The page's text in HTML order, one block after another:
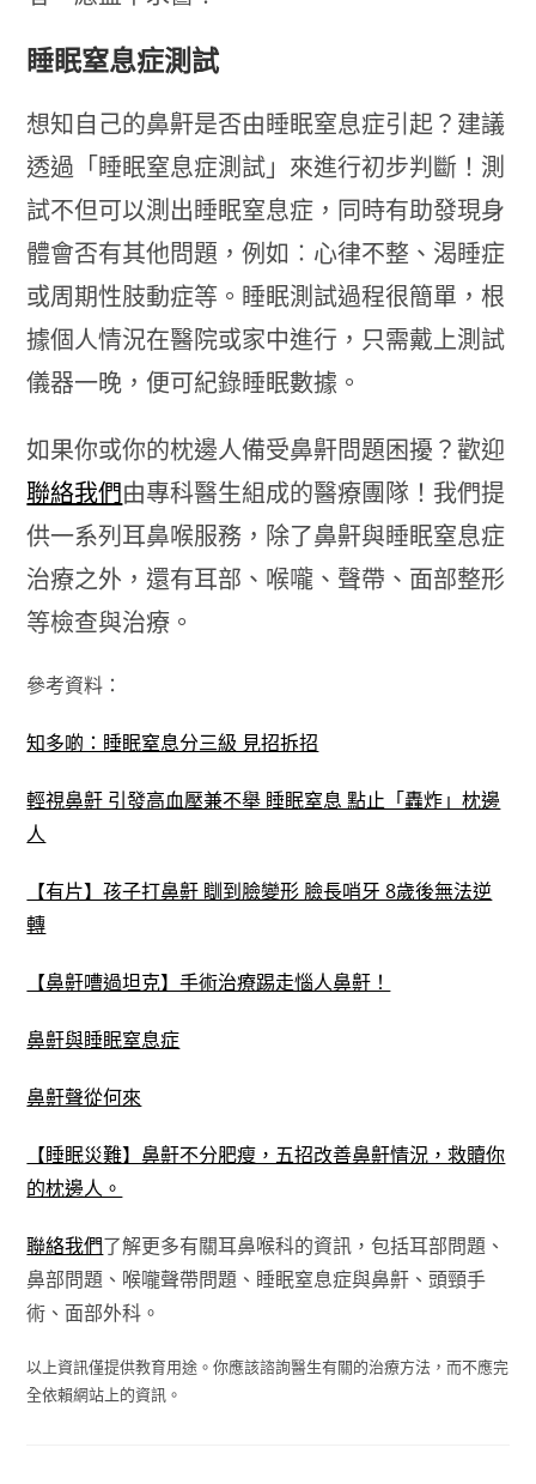
睡眠窒息症測試
想知自己的鼻鼾是否由睡眠窒息症引起？建議
透過「睡眠窒息症測試」來進行初步判斷！測
試不但可以測出睡眠窒息症，同時有助發現身
體會否有其他問題，例如︰心律不整、渴睡症
或周期性肢動症等。睡眠測試過程很簡單，根
據個人情況在醫院或家中進行，只需戴上測試
儀器一晚，便可紀錄睡眠數據。
如果你或你的枕邊人備受鼻鼾問題困擾？歡迎
聯絡我們由專科醫生組成的醫療團隊！我們提
供一系列耳鼻喉服務，除了鼻鼾與睡眠窒息症
治療之外，還有耳部、喉嚨、聲帶、面部整形
等檢查與治療。
參考資料：
知多啲：睡眠窒息分三級 見招拆招
輕視鼻鼾 引發高血壓兼不舉 睡眠窒息 點止「轟炸」枕邊
人
【有片】孩子打鼻鼾 瞓到臉變形 臉長哨牙 8歲後無法逆
轉
【鼻鼾嘈過坦克】手術治療踢走惱人鼻鼾！
鼻鼾與睡眠窒息症
鼻鼾聲從何來
【睡眠災難】鼻鼾不分肥瘦，五招改善鼻鼾情況，救贖你
的枕邊人。
聯絡我們了解更多有關耳鼻喉科的資訊，包括耳部問題、
鼻部問題、喉嚨聲帶問題、睡眠窒息症與鼻鼾、頭頸手
術、面部外科。
以上資訊僅提供教育用途。你應該諮詢醫生有關的治療方法，而不應完
全依賴網站上的資訊。